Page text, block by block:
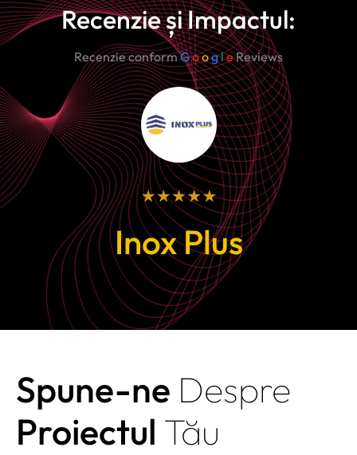
Recenzie și Impactul:
Recenzie conformGoogleReviews
Inox Plus
Spune-ne Despre
Proiectul Tău